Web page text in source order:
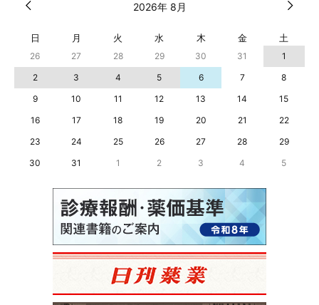
2026年 8月
日 月 火 水 木 金 土
26 27 28 29 30 31
1
2
3 4 5 6 7
8
9
10 11 12 13 14
15
16
17 18 19 20 21
22
23
24 25 26 27 28
29
30
31 1 2 3 4 5